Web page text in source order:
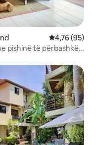
Vlerësimi
4,76 (95)
pishinë të përbashkët